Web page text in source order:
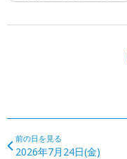
前の日を見る
2026年7月24日(金)